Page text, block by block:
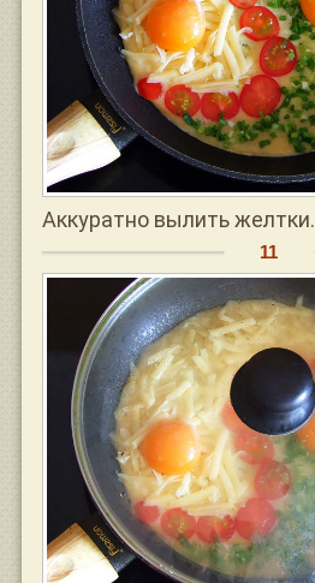
Аккуратно вылить желтки.